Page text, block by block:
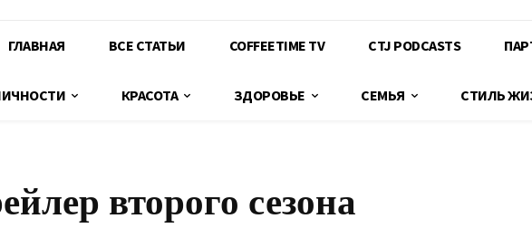
ГЛАВНАЯ ВСЕ СТАТЬИ COFFEETIME TV CTJ PODCASTS
КРАСОТА ЗДОРОВЬЕ СЕМЬЯ СТИЛЬ
второго сезона